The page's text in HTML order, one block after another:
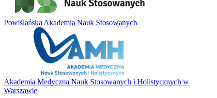
Powiślańska Akademia Nauk Stosowanych
Akademia Medyczna Nauk Stosowanych i Holistycznych w
Warszawie